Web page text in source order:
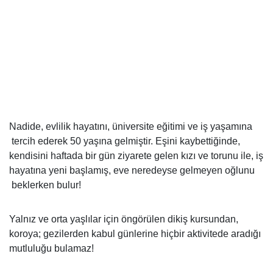
Nadide, evlilik hayatını, üniversite eğitimi ve iş yaşamına
tercih ederek 50 yaşına gelmiştir. Eşini kaybettiğinde,
kendisini haftada bir gün ziyarete gelen kızı ve torunu ile, iş
hayatına yeni başlamış, eve neredeyse gelmeyen oğlunu
beklerken bulur!
Yalnız ve orta yaşlılar için öngörülen dikiş kursundan,
koroya; gezilerden kabul günlerine hiçbir aktivitede aradığı
mutluluğu bulamaz!